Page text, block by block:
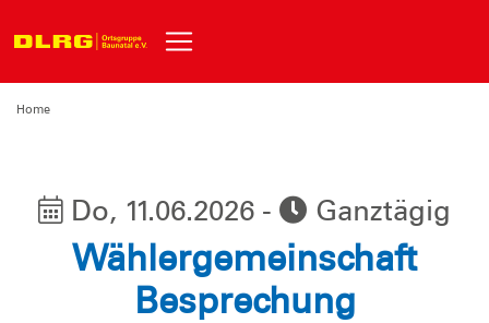
Home
Do, 11.06.2026 - Ganztägig
Wählergemeinschaft
Besprechung